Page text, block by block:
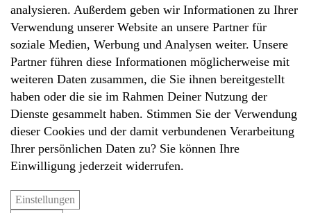
analysieren. Außerdem geben wir Informationen zu Ihrer
Verwendung unserer Website an unsere Partner für
soziale Medien, Werbung und Analysen weiter. Unsere
Partner führen diese Informationen möglicherweise mit
weiteren Daten zusammen, die Sie ihnen bereitgestellt
haben oder die sie im Rahmen Deiner Nutzung der
Dienste gesammelt haben. Stimmen Sie der Verwendung
dieser Cookies und der damit verbundenen Verarbeitung
Ihrer persönlichen Daten zu? Sie können Ihre
Einwilligung jederzeit widerrufen.
Einstellungen